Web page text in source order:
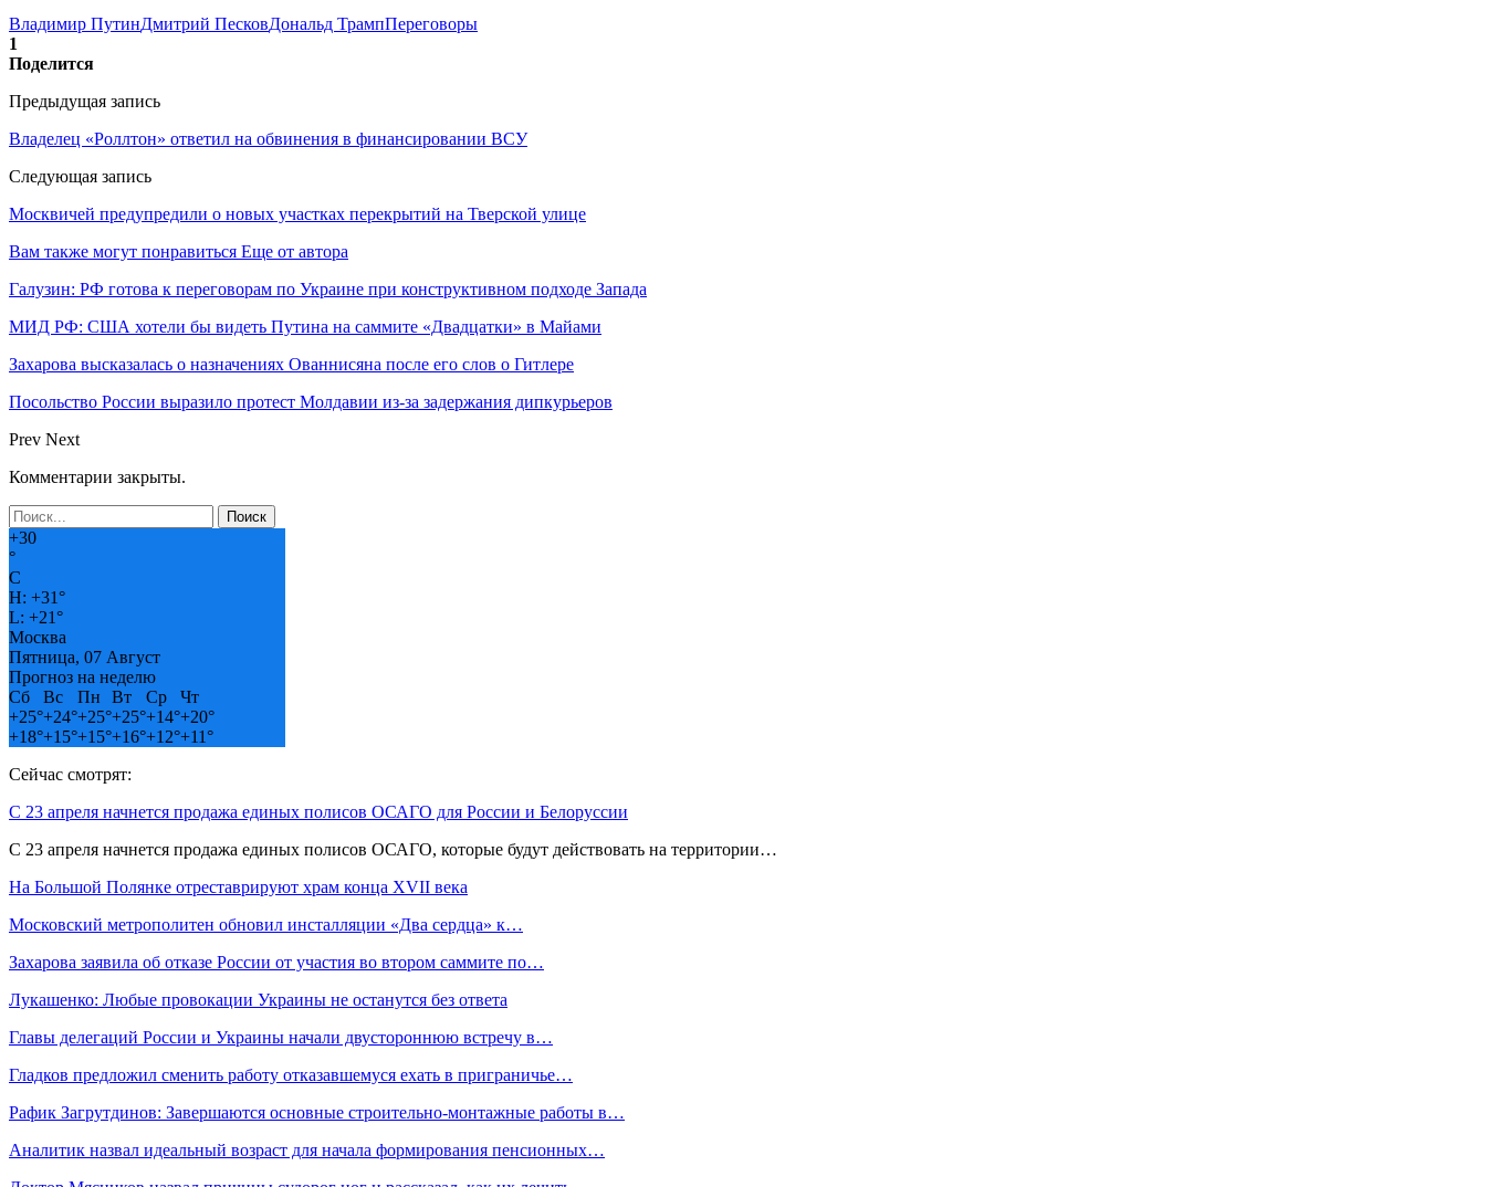
Владимир ПутинДмитрий ПесковДональд ТрампПереговоры
1
Поделится
Предыдущая запись
Владелец «Роллтон» ответил на обвинения в финансировании ВСУ
Следующая запись
Москвичей предупредили о новых участках перекрытий на Тверской улице
Вам также могут понравиться Еще от автора
Галузин: РФ готова к переговорам по Украине при конструктивном подходе Запада
МИД РФ: США хотели бы видеть Путина на саммите «Двадцатки» в Майами
Захарова высказалась о назначениях Ованнисяна после его слов о Гитлере
Посольство России выразило протест Молдавии из-за задержания дипкурьеров
Prev Next
Комментарии закрыты.
+30
°
C
H: +31°
L: +21°
Москва
Пятница, 07 Август
Прогноз на неделю
Сб
Вс Пн Вт Ср
Чт
+25°+24°+25°+25°+14°+20°
+18°+15°+15°+16°+12°+11°
Сейчас смотрят:
С 23 апреля начнется продажа единых полисов ОСАГО для России и Белоруссии
С 23 апреля начнется продажа единых полисов ОСАГО, которые будут действовать на территории…
На Большой Полянке отреставрируют храм конца XVII века
Московский метрополитен обновил инсталляции «Два сердца» к…
Захарова заявила об отказе России от участия во втором саммите по…
Лукашенко: Любые провокации Украины не останутся без ответа
Главы делегаций России и Украины начали двустороннюю встречу в…
Гладков предложил сменить работу отказавшемуся ехать в приграничье…
Рафик Загрутдинов: Завершаются основные строительно-монтажные работы в…
Аналитик назвал идеальный возраст для начала формирования пенсионных…